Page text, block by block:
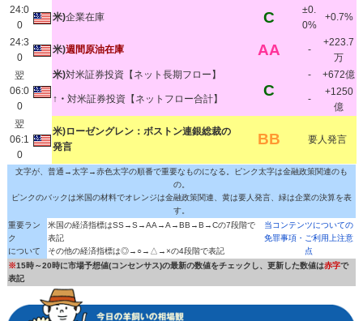
24:0
0
米)企業在庫 C
±0.
0%
+0.7%
24:3
0
米)週間原油在庫 AA -
+223.7
万
翌
06:0
0
米)対米証券投資【ネット長期フロー】
C
- +672億
↑・ 対米証券投資【ネットフロー合計】 -
+1250
億
翌
06:1
0
米)ローゼングレン：ボストン連銀総裁の
発言
BB 要人発言
文字が、普通→太字→赤色太字の順番で重要なものになる。ピンク太字は金融政策関連のも
の。
ピンクのバックは米国の材料でオレンジは金融政策関連、黄は要人発言、緑は企業の決算を表
す。
重要ラン
ク
について
米国の経済指標はSS→S→AA→A→BB→B→Cの7段階で
表記
その他の経済指標は◎→○→△→×の4段階で表記
当コンテンツについての
免罪事項・ご利用上注意
点
※15時～20時に市場予想値(コンセンサス)の最新の数値をチェックし、更新した数値は赤字で
表記